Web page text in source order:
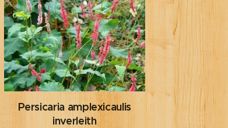
Persicaria amplexicaulis
inverleith